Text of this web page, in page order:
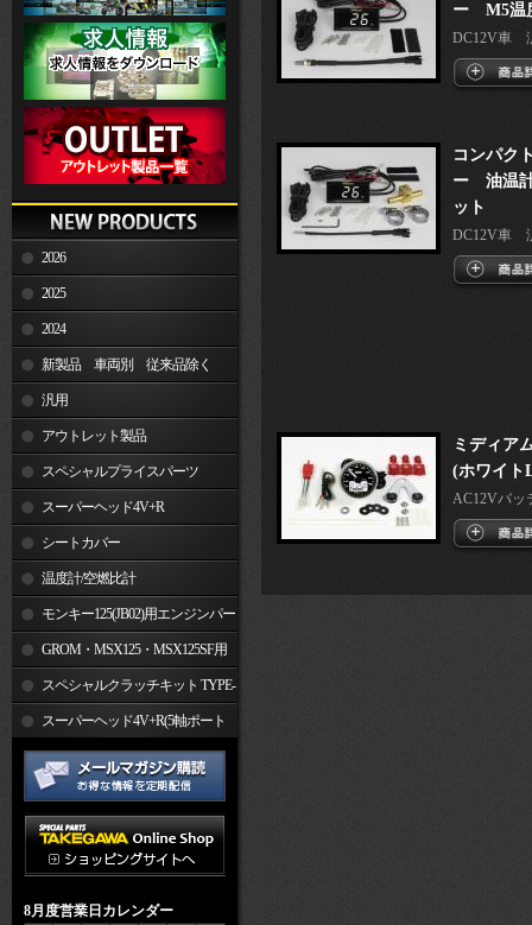
2026
2025
2024
新製品 車両別 従来品除く
汎用
アウトレット製品
スペシャルプライスパーツ
スーパーヘッド4V+R
シートカバー
温度計/空燃比計
モンキー125(JB02)用エンジンパー
ツ GROM・MSX125・MSX125SF用
エンジンパーツ
スペシャルクラッチキット TYPE-
スーパーヘッド4V+R(5軸ポート
加工)
8月度営業日カレンダー
ー M5温
DC12V車
コンパク
ー 油温
ット
DC12V車
ミディア
(ホワイト
AC12Vバッ